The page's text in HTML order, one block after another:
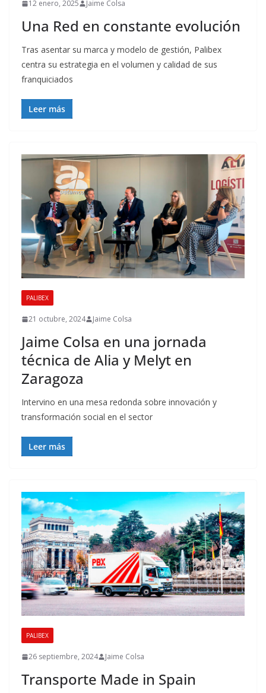
12 enero, 2025 Jaime Colsa
Una Red en constante evolución
Tras asentar su marca y modelo de gestión, Palibex
centra su estrategia en el volumen y calidad de sus
franquiciados
Leer más
PALIBEX
21 octubre, 2024 Jaime Colsa
Jaime Colsa en una jornada
técnica de Alia y Melyt en
Zaragoza
Intervino en una mesa redonda sobre innovación y
transformación social en el sector
Leer más
PALIBEX
26 septiembre, 2024 Jaime Colsa
Transporte Made in Spain